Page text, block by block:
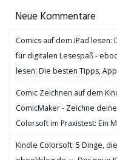
Neue Kommentare
Comics auf dem iPad
für digitalen Lesespaß -
lesen: Die besten Tipps,
Comic Zeichnen auf dem
ComicMaker - Zeichne
Colorsoft im Praxistest: Ein
Kindle Colorsoft: 5 Dinge,